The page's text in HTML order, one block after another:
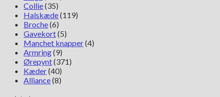
Collie(35)
Halskæde(119)
Broche(6)
Gavekort(5)
Manchet knapper(4)
Armring(9)
Ørepynt(371)
Kæder(40)
Alliance(8)